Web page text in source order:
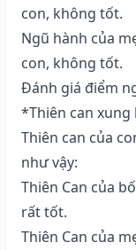
con, không tốt.
Ngũ hành của
con, không tốt.
Đánh giá điểm
*Thiên can xung
Thiên can của
như vậy:
Thiên Can của
rất tốt.
Thiên Can của